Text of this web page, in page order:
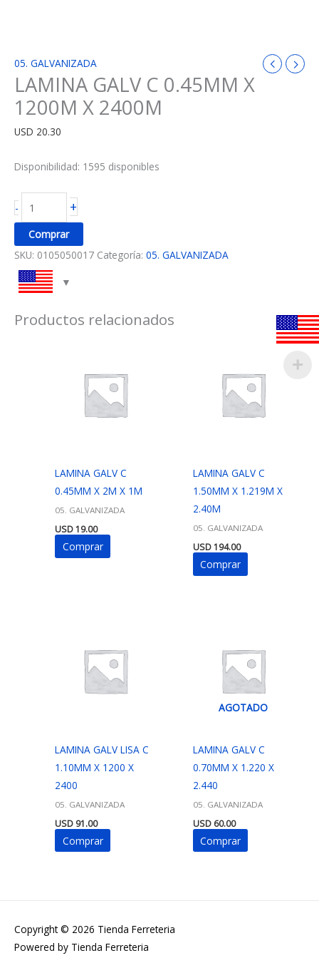
05. GALVANIZADA
LAMINA GALV C 0.45MM X
1200M X 2400M
USD 20.30
Disponibilidad: 1595 disponibles
- +
Comprar
SKU: 0105050017 Categoría: 05. GALVANIZADA
Productos relacionados
LAMINA GALV C
0.45MM X 2M X 1M
05. GALVANIZADA
USD19.00
Comprar
LAMINA GALV C
1.50MM X 1.219M X
2.40M
05. GALVANIZADA
USD194.00
Comprar
LAMINA GALV LISA C
1.10MM X 1200 X
2400
05. GALVANIZADA
USD 91.00
Comprar
AGOTADO
LAMINA GALV C
0.70MM X 1.220 X
2.440
05. GALVANIZADA
USD60.00
Comprar
Copyright © 2026 Tienda Ferreteria
Powered by Tienda Ferreteria